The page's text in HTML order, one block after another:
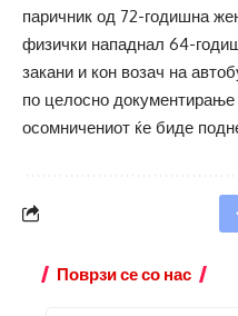
паричник од 72-годишна
физички нападнал 64-
закани и кон возач на
по целосно документирање
осомничениот ќе биде
Поврзи се со нас